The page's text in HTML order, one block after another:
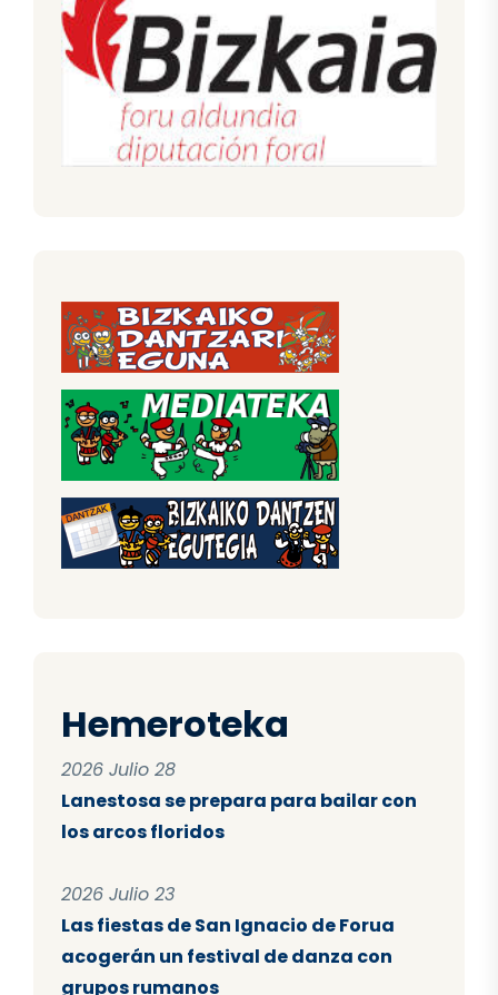
Hemeroteka
2026 Julio 28
Lanestosa se prepara para bailar con
los arcos floridos
2026 Julio 23
Las fiestas de San Ignacio de Forua
acogerán un festival de danza con
grupos rumanos